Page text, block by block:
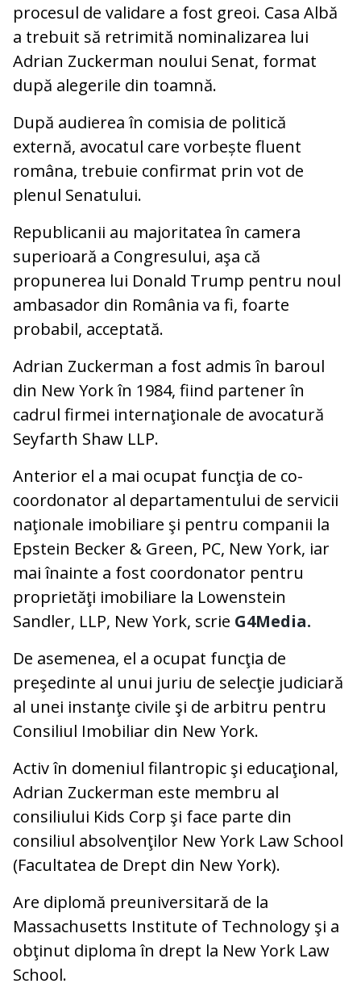
procesul de validare a fost greoi. Casa Albă
a trebuit să retrimită nominalizarea lui
Adrian Zuckerman noului Senat, format
după alegerile din toamnă.
După audierea în comisia de politică
externă, avocatul care vorbește fluent
româna, trebuie confirmat prin vot de
plenul Senatului.
Republicanii au majoritatea în camera
superioară a Congresului, aşa că
propunerea lui Donald Trump pentru noul
ambasador din România va fi, foarte
probabil, acceptată.
Adrian Zuckerman a fost admis în baroul
din New York în 1984, fiind partener în
cadrul firmei internaţionale de avocatură
Seyfarth Shaw LLP.
Anterior el a mai ocupat funcţia de co-
coordonator al departamentului de servicii
naţionale imobiliare şi pentru companii la
Epstein Becker & Green, PC, New York, iar
mai înainte a fost coordonator pentru
proprietăţi imobiliare la Lowenstein
Sandler, LLP, New York, scrie G4Media.
De asemenea, el a ocupat funcţia de
preşedinte al unui juriu de selecţie judiciară
al unei instanţe civile şi de arbitru pentru
Consiliul Imobiliar din New York.
Activ în domeniul filantropic şi educaţional,
Adrian Zuckerman este membru al
consiliului Kids Corp şi face parte din
consiliul absolvenţilor New York Law School
(Facultatea de Drept din New York).
Are diplomă preuniversitară de la
Massachusetts Institute of Technology şi a
obţinut diploma în drept la New York Law
School.